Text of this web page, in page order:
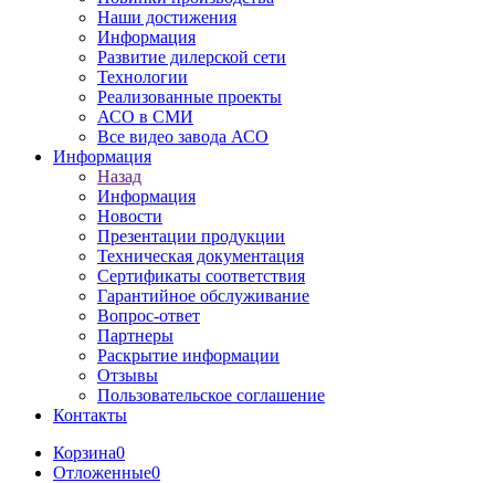
Наши достижения
Информация
Развитие дилерской сети
Технологии
Реализованные проекты
АСО в СМИ
Все видео завода АСО
Информация
Назад
Информация
Новости
Презентации продукции
Техническая документация
Сертификаты соответствия
Гарантийное обслуживание
Вопрос-ответ
Партнеры
Раскрытие информации
Отзывы
Пользовательское соглашение
Контакты
Корзина0
Отложенные0